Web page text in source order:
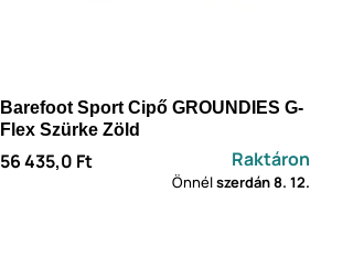
Barefoot Sport Cipő GROUNDIES G-
Flex Szürke Zöld
56 435,0 Ft Raktáron
Önnélszerdán8. 12.